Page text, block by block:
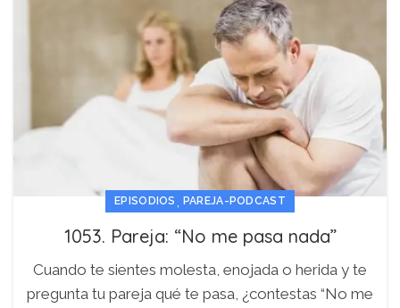
EPISODIOS , PAREJA-PODCAST
1053. Pareja: “No me pasa nada”
Cuando te sientes molesta, enojada o herida y te
pregunta tu pareja qué te pasa, ¿contestas “No me